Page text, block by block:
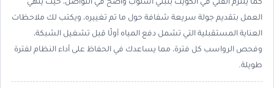
كما يلتزم الفني في الكويت بتبني أسلوب واضح في التواصل، حيث ينهي
العمل بتقديم جولة سريعة شفافة حول ما تم تغييره، ويكتب لك ملاحظات
العناية المستقبلية التي تشمل دفع المياه أولًا قبل تشغيل الشبكة،
وفحص الرواسب كل فترة، مما يساعدك في الحفاظ على أداء النظام لفترة
طويلة.